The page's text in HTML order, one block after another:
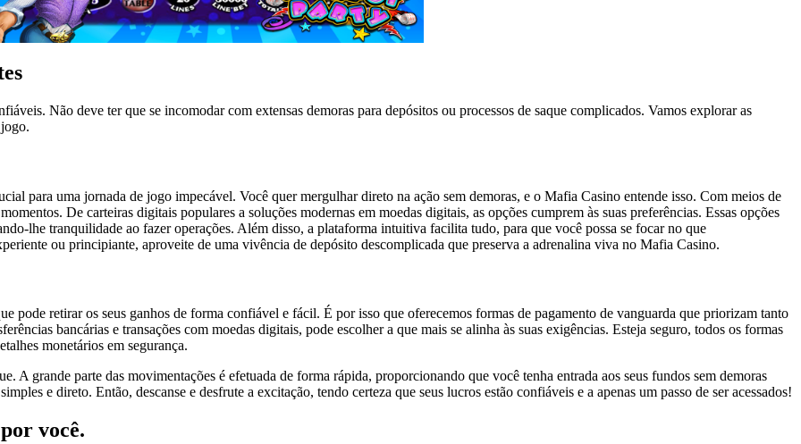
Não deve ter que se incomodar com extensas demoras para depósitos ou processos de saque complicados. Vamos explorar as
para uma jornada de jogo impecável. Você quer mergulhar direto na ação sem demoras, e o Mafia Casino entende isso. Com meios de
De carteiras digitais populares a soluções modernas em moedas digitais, as opções cumprem às suas preferências. Essas opções
lhe tranquilidade ao fazer operações. Além disso, a plataforma intuitiva facilita tudo, para que você possa se focar no que
ou principiante, aproveite de uma vivência de depósito descomplicada que preserva a adrenalina viva no Mafia Casino.
pode retirar os seus ganhos de forma confiável e fácil. É por isso que oferecemos formas de pagamento de vanguarda que priorizam tanto
bancárias e transações com moedas digitais, pode escolher a que mais se alinha às suas exigências. Esteja seguro, todos os formas
monetários em segurança.
A grande parte das movimentações é efetuada de forma rápida, proporcionando que você tenha entrada aos seus fundos sem demoras
e direto. Então, descanse e desfrute a excitação, tendo certeza que seus lucros estão confiáveis e a apenas um passo de ser acessados!
você.